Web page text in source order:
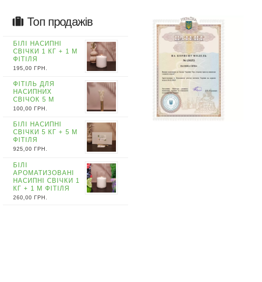
Топ продажів
БІЛІ НАСИПНІ
СВІЧКИ 1 КГ + 1 М
ФІТІЛЯ
195,00 ГРН.
ФІТІЛЬ ДЛЯ
НАСИПНИХ
СВІЧОК 5 М
100,00 ГРН.
БІЛІ НАСИПНІ
СВІЧКИ 5 КГ + 5 М
ФІТІЛЯ
925,00 ГРН.
БІЛІ
АРОМАТИЗОВАНІ
НАСИПНІ СВІЧКИ 1
КГ + 1 М ФІТІЛЯ
260,00 ГРН.